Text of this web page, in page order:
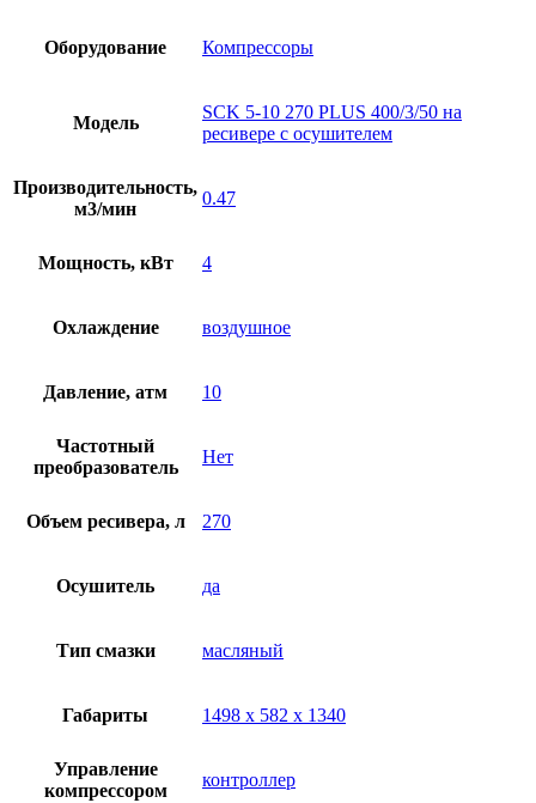
Оборудование Компрессоры
Модель
SCK 5-10 270 PLUS 400/3/50 на
ресивере с осушителем
Производительность,
м3/мин
0.47
Мощность, кВт 4
Охлаждение воздушное
Давление, атм 10
Частотный
преобразователь
Нет
Объем ресивера, л 270
Осушитель да
Тип смазки масляный
Габариты 1498 х 582 х 1340
Управление
компрессором
контроллер